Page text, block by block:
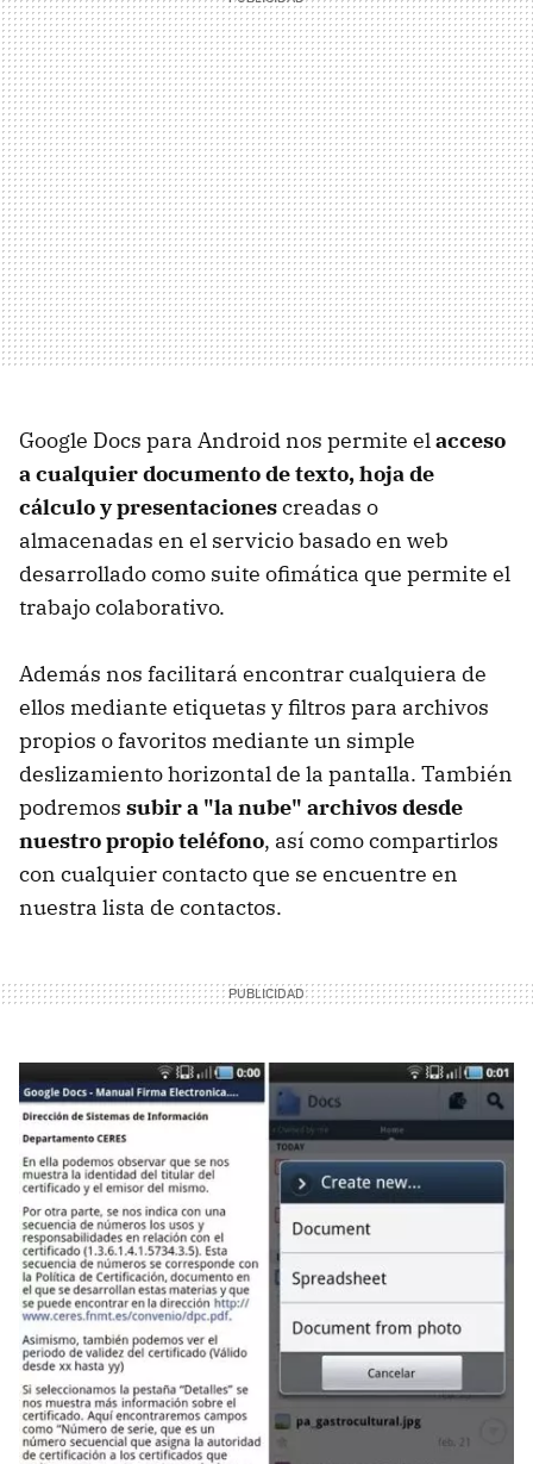
Google Docs para Android nos permite elacceso
a cualquier documento de texto, hoja de
cálculo y presentacionescreadas o
almacenadas en el servicio basado en web
desarrollado como suite ofimática que permite el
trabajo colaborativo.
Además nos facilitará encontrar cualquiera de
ellos mediante etiquetas y filtros para archivos
propios o favoritos mediante un simple
deslizamiento horizontal de la pantalla. También
podremos subir a "la nube" archivos desde
nuestro propio teléfono, así como compartirlos
con cualquier contacto que se encuentre en
nuestra lista de contactos.